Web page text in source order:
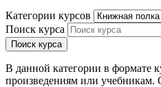
Категории курсов
Поиск курса
Поиск курса
В данной категории в формате
произведениям или учебникам.